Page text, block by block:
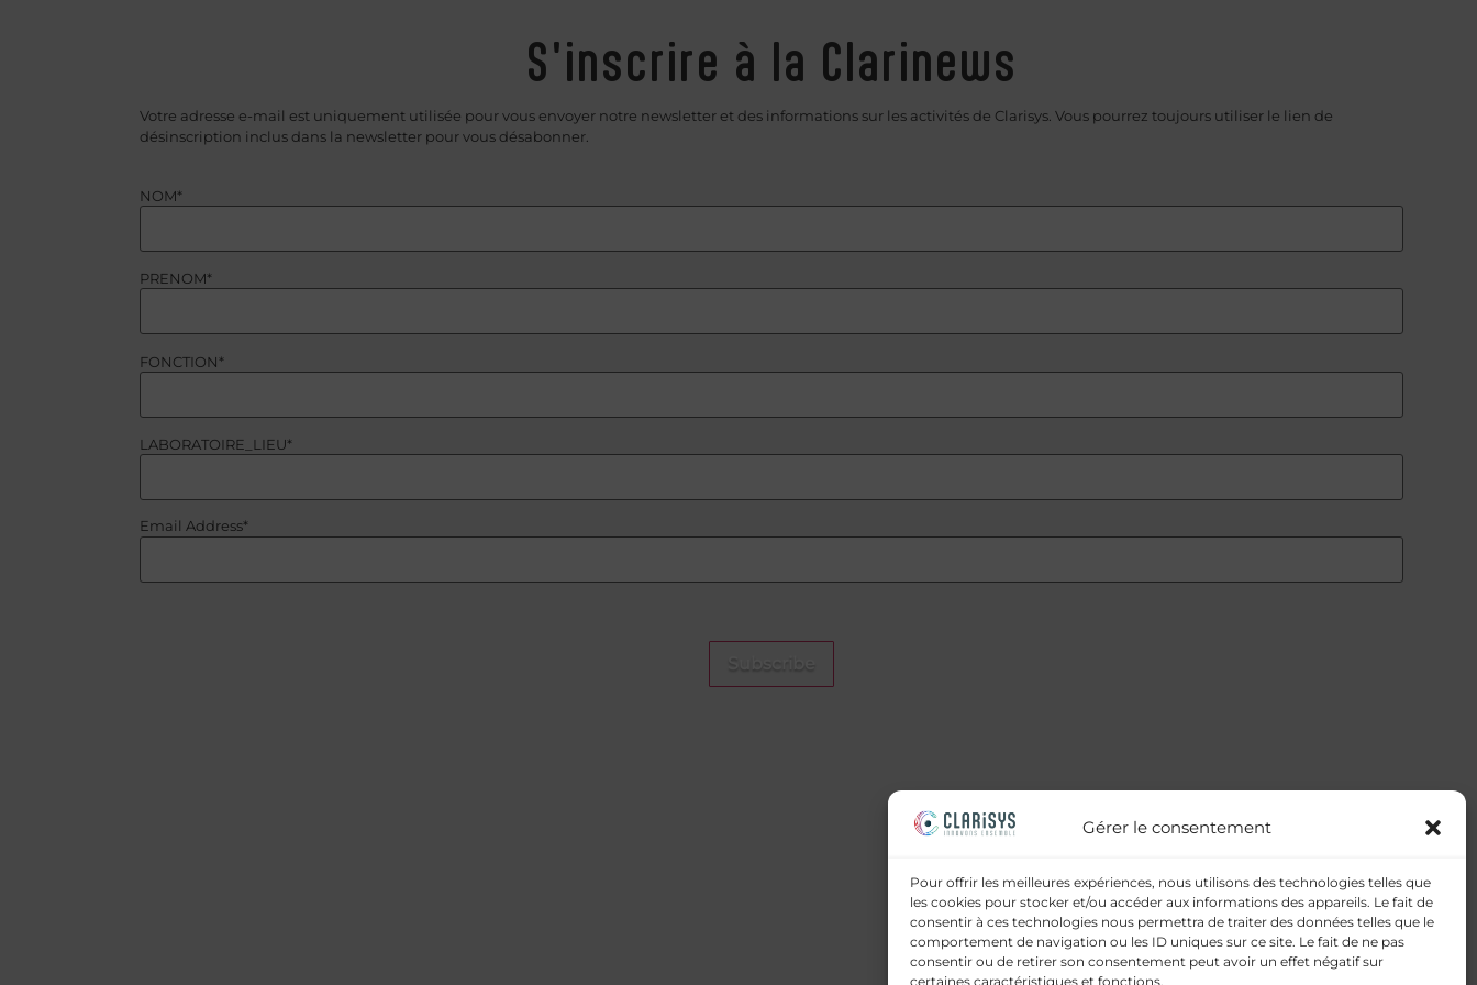
Gérer le consentement
Pour offrir les meilleures expériences, nous utilisons des technologies telles que
les cookies pour stocker et/ou accéder aux informations des appareils. Le fait de
consentir à ces technologies nous permettra de traiter des données telles que le
comportement de navigation ou les ID uniques sur ce site. Le fait de ne pas
consentir ou de retirer son consentement peut avoir un effet négatif sur
certaines caractéristiques et fonctions.
S'inscrire à la Clarinews
Votre adresse e-mail est uniquement utilisée pour vous envoyer notre newsletter et des informations sur les activités de Clarisys. Vous pourrez toujours utiliser le lien de
désinscription inclus dans la newsletter pour vous désabonner.
NOM*
PRENOM*
FONCTION*
LABORATOIRE_LIEU*
Email Address*